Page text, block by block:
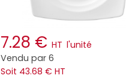
7.28 € HT l'unité
Vendu par 6
Soit 43.68 € HT